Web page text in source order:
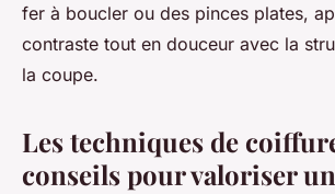
fer à boucler ou des pinces plates,
contraste tout en douceur avec la
la coupe.
Les techniques de
conseils pour valoriser